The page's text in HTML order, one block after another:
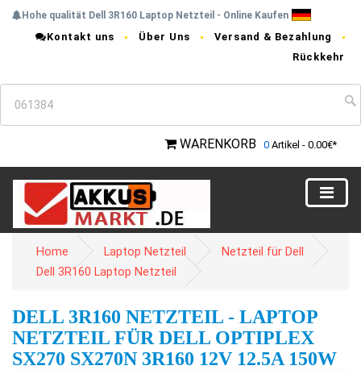
Hohe qualität Dell 3R160 Laptop Netzteil - Online Kaufen
Kontakt uns Über Uns
Versand & Bezahlung
Rückkehr
WARENKORB 0 Artikel - 0.00€*
Home Laptop Netzteil
Netzteil für Dell
Dell 3R160 Laptop Netzteil
DELL 3R160 NETZTEIL - LAPTOP
NETZTEIL FÜR DELL OPTIPLEX
SX270 SX270N 3R160 12V 12.5A 150W